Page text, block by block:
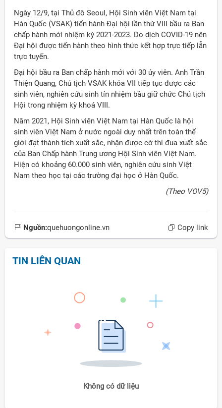
Ngày 12/9, tại Thủ đô Seoul, Hội Sinh viên Việt Nam tại
Hàn Quốc (VSAK) tiến hành Đại hội lần thứ VIII bầu ra Ban
chấp hành mới nhiệm kỳ 2021-2023. Do dịch COVID-19 nên
Đại hội được tiến hành theo hình thức kết hợp trực tiếp lẫn
trực tuyến.
Đại hội bầu ra Ban chấp hành mới với 30 ủy viên. Anh Trần
Thiện Quang, Chủ tịch VSAK khóa VII tiếp tục được các
sinh viên, nghiên cứu sinh tín nhiệm bầu giữ chức Chủ tịch
Hội trong nhiệm kỳ khoá VIII.
Năm 2021, Hội Sinh viên Việt Nam tại Hàn Quốc là hội
sinh viên Việt Nam ở nước ngoài duy nhất trên toàn thế
giới đạt thành tích xuất sắc, nhận được cờ thi đua xuất sắc
của Ban Chấp hành Trung ương Hội Sinh viên Việt Nam.
Hiện có khoảng 60.000 sinh viên, nghiên cứu sinh Việt
Nam theo học tại các trường đại học ở Hàn Quốc.
(Theo VOV5)
Nguồn:quehuongonline.vn Copy link
TIN LIÊN QUAN
Không có dữ liệu